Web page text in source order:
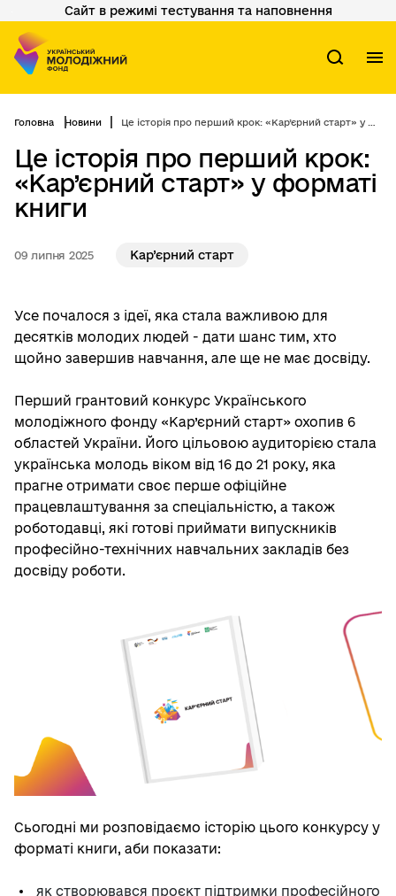
Перейти
до
основного
вмісту
Сайт в режимі тестування та наповнення
Пошук
Головна Новини Це історія про перший крок: «Кар’єрний старт» у форматі книги
Це історія про перший крок:
«Кар’єрний старт» у форматі
книги
09 липня 2025 Кар’єрний старт
Усе почалося з ідеї, яка стала важливою для
десятків молодих людей - дати шанс тим, хто
щойно завершив навчання, але ще не має досвіду.
Перший грантовий конкурс Українського
молодіжного фонду «Кар’єрний старт» охопив 6
областей України. Його цільовою аудиторією стала
українська молодь віком від 16 до 21 року, яка
прагне отримати своє перше офіційне
працевлаштування за спеціальністю, а також
роботодавці, які готові приймати випускників
професійно-технічних навчальних закладів без
досвіду роботи.
Сьогодні ми розповідаємо історію цього конкурсу у
форматі книги, аби показати:
як створювався проєкт підтримки професійного